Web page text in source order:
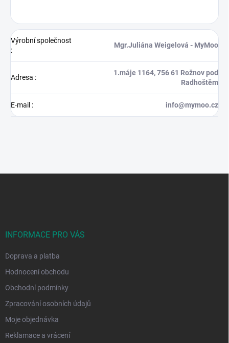
Výrobní společnost
:
Mgr.Juliána Weigelová - MyMoo
Adresa :
1.máje 1164, 756 61 Rožnov pod
Radhoštěm
E-mail : info@mymoo.cz
INFORMACE PRO VÁS
Doprava a platba
Hodnocení obchodu
Obchodní podmínky
Zpracování osobních údajů
Moje objednávka
Reklamace a vrácení